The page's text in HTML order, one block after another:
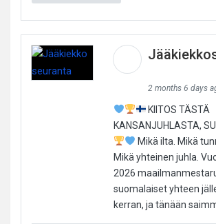
2 months 6 days
KIITOS TÄSTÄ
KANSANJUHLASTA,
Mikä ilta. Mikä
Mikä yhteinen juhla.
2026
suomalaiset yhteen
kerran, ja tänään